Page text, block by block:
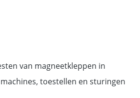
van magneetkleppen in
toestellen en sturingen